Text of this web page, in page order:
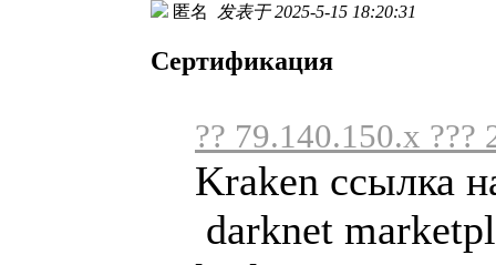
匿名 发表于 2025-5-15 18:20:31
Сертификация
?? 79.140.150.x ???
Kraken ссылка
darknet